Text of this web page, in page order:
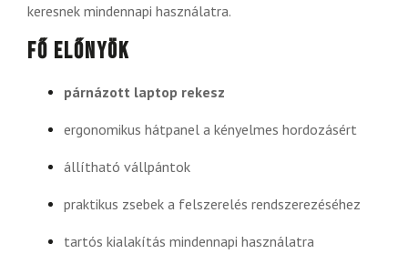
keresnek mindennapi használatra.
Fő előnyök
párnázott laptop rekesz
ergonomikus hátpanel a kényelmes hordozásért
állítható vállpántok
praktikus zsebek a felszerelés rendszerezéséhez
tartós kialakítás mindennapi használatra